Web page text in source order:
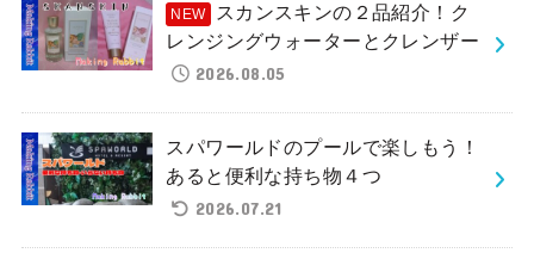
スカンスキンの２品紹介！ク
レンジングウォーターとクレンザー
2026.08.05
スパワールドのプールで楽しもう！
あると便利な持ち物４つ
2026.07.21